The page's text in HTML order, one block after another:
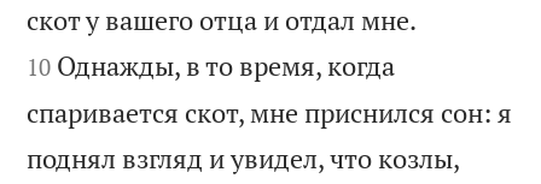
скот у вашего отца и отдал мне.
10 Однажды, в то время, когда
спаривается скот, мне приснился сон: я
поднял взгляд и увидел, что козлы,